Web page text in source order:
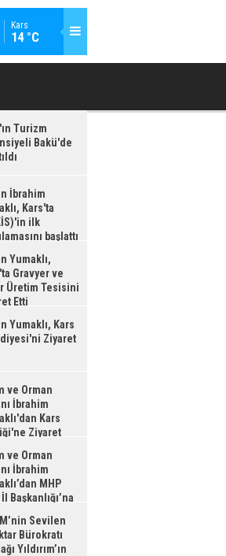
Kars
14 °C
YUMAKLI, KARS'TA (GEKİS)'IN ILK
Turizm
Bakü'de
İbrahim
Kars'ta
ilk
başlattı
Yumaklı,
Gravyer ve
Üretim Tesisini
Etti
Yumaklı, Kars
Ziyaret
ve Orman
İbrahim
Kars
Ziyaret
ve Orman
İbrahim
MHP
Başkanlığı’na
Sevilen
Bürokratı
Yıldırım’ın